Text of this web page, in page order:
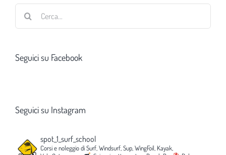
Seguici su Facebook
Seguici su Instagram
spot_1_surf_school
Corsi e noleggio di Surf, Windsurf, Sup, WingFoil, Kayak,